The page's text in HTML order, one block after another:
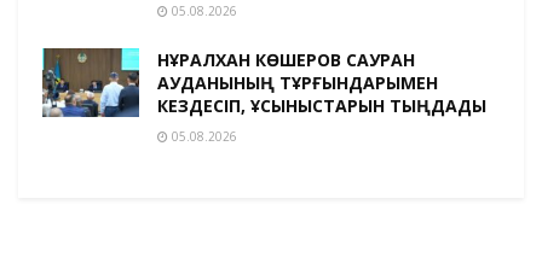
05.08.2026
НҰРАЛХАН КӨШЕРОВ САУРАН
АУДАНЫНЫҢ ТҰРҒЫНДАРЫМЕН
КЕЗДЕСІП, ҰСЫНЫСТАРЫН ТЫҢДАДЫ
05.08.2026